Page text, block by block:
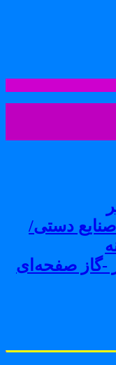
دستی/
-گاز صفحه‌ای